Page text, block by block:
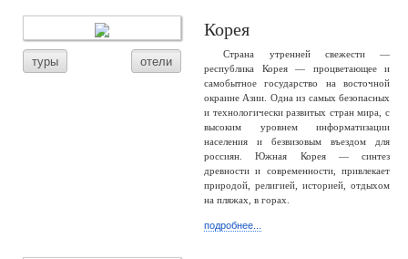
туры отели
Корея
Страна утренней свежести —
республика Корея — процветающее и
самобытное государство на восточной
окраине Азии. Одна из самых безопасных
и технологически развитых стран мира, с
высоким уровнем информатизации
населения и безвизовым въездом для
россиян. Южная Корея — синтез
древности и современности, привлекает
природой, религией, историей, отдыхом
на пляжах, в горах.
подробнее...